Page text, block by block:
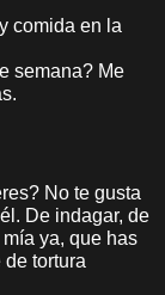
comida en la
semana? Me
No te gusta
De indagar, de
ya, que has
tortura